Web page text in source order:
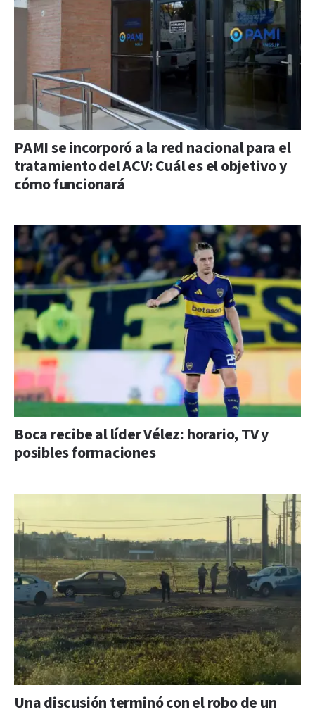
PAMI se incorporó a la red nacional para el
tratamiento del ACV: Cuál es el objetivo y
cómo funcionará
Boca recibe al líder Vélez: horario, TV y
posibles formaciones
Una discusión terminó con el robo de un